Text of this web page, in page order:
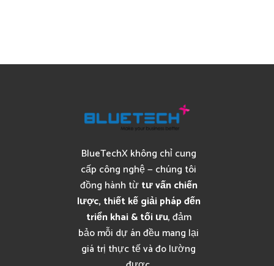
BlueTechX không chỉ cung
cấp công nghệ — chúng tôi
đồng hành từtư vấn chiến
lược, thiết kế giải pháp đến
triển khai & tối ưu, đảm
bảo mỗi dự án đều mang lại
giá trị thực tế và đo lường